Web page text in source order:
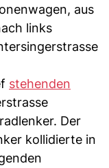
aus
links
stehenden
Der
kollidierte in